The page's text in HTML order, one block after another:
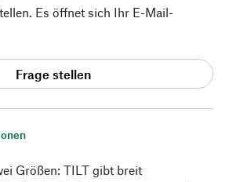
Größen: TILT gibt breit
Es öffnet sich Ihr E-Mail-
Frage stellen